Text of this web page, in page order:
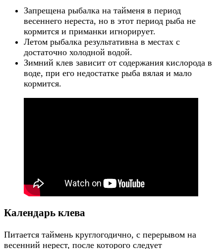
Запрещена рыбалка на тайменя в период
весеннего нереста, но в этот период рыба не
кормится и приманки игнорирует.
Летом рыбалка результативна в местах с
достаточно холодной водой.
Зимний клев зависит от содержания кислорода в
воде, при его недостатке рыба вялая и мало
кормится.
Календарь клева
Питается таймень круглогодично, с перерывом на
весенний нерест, после которого следует